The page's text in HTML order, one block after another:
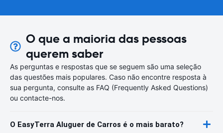
O que a maioria das pessoas
querem saber
As perguntas e respostas que se seguem são uma seleção
das questões mais populares. Caso não encontre resposta à
sua pergunta, consulte as FAQ (Frequently Asked Questions)
ou contacte-nos.
O EasyTerra Aluguer de Carros é o mais barato?